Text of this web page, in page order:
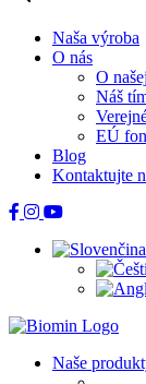
Naša výroba
O nás
O
Náš
EÚ
Blog
Kontaktujte
Naše